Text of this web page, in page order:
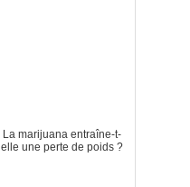
La marijuana entraîne-t-
elle une perte de poids ?